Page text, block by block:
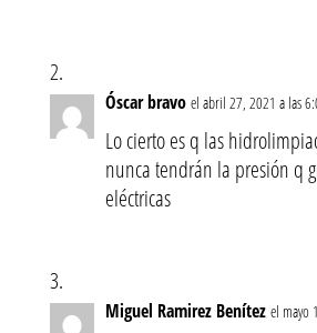
Óscar bravo el abril 27, 2021 a las
Lo cierto es q las
nunca tendrán la presión q
eléctricas
Miguel Ramirez Benítez el mayo